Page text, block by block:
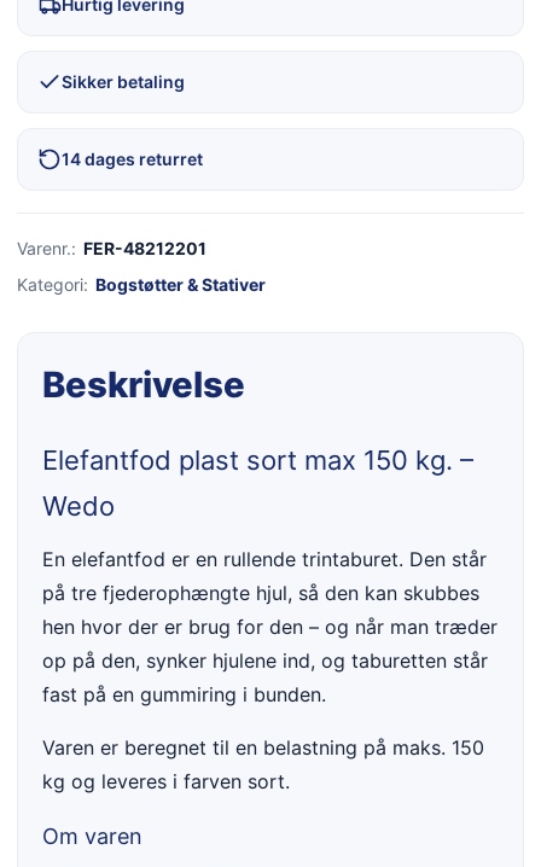
Hurtig levering
Sikker betaling
14 dages returret
Varenr.: FER-48212201
Kategori: Bogstøtter & Stativer
Beskrivelse
Elefantfod plast sort max 150 kg. –
Wedo
En elefantfod er en rullende trintaburet. Den står
på tre fjederophængte hjul, så den kan skubbes
hen hvor der er brug for den – og når man træder
op på den, synker hjulene ind, og taburetten står
fast på en gummiring i bunden.
Varen er beregnet til en belastning på maks. 150
kg og leveres i farven sort.
Om varen